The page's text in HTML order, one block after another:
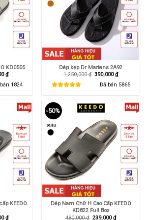
KD0505
₫.
₫Giá
hiện
tại
là:
290,000 ₫.
1824
Dép kẹp Dr Martens 2A92
1,250,000₫ Giá
là:
1,250,000 ₫.
390,000₫Giá
hiện
tại
là:
390,000 ₫.
Đã bán 5865
KEEDO
₫Giá
-50%
Dép Nam Chữ H Cao Cấp KEEDO
KD822 Full Box
480,000₫ Giá
239,000₫Giá